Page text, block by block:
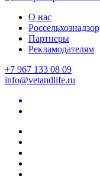
О нас
Россельхознадзор
Партнеры
Рекламодателям
+7 967 133 08 09
info@vetandlife.ru